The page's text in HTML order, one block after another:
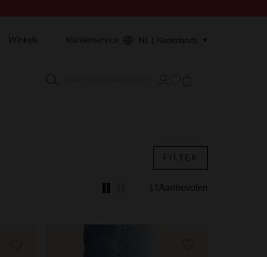
Winkels Klantenservice NL | Nederlands
FILTER
Aanbevolen